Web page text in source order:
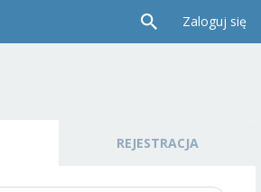
Zaloguj się
REJESTRACJA